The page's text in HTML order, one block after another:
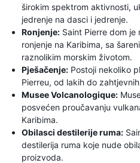
širokim spektrom aktivnosti,
jedrenje na dasci i jedrenje.
Ronjenje: Saint Pierre dom je
ronjenje na Karibima, sa
raznolikim morskim životom.
Pješačenje: Postoji nekoliko
Pierreu, od lakih do
Musee Volcanologique:
posvećen proučavanju
Karibima.
Obilasci destilerije ruma:
destilerija ruma koje nude
proizvoda.